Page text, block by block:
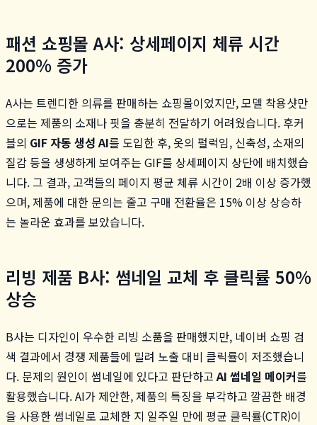
패션 쇼핑몰 A사: 상세페이지 체류 시간
200% 증가
A사는 트렌디한 의류를 판매하는 쇼핑몰이었지만, 모델 착용샷만
으로는 제품의 소재나 핏을 충분히 전달하기 어려웠습니다. 후커
블의 GIF 자동 생성 AI를 도입한 후, 옷의 펄럭임, 신축성, 소재의
질감 등을 생생하게 보여주는 GIF를 상세페이지 상단에 배치했습
니다. 그 결과, 고객들의 페이지 평균 체류 시간이 2배 이상 증가했
으며, 제품에 대한 문의는 줄고 구매 전환율은 15% 이상 상승하
는 놀라운 효과를 보았습니다.
리빙 제품 B사: 썸네일 교체 후 클릭률 50%
상승
B사는 디자인이 우수한 리빙 소품을 판매했지만, 네이버 쇼핑 검
색 결과에서 경쟁 제품들에 밀려 노출 대비 클릭률이 저조했습니
다. 문제의 원인이 썸네일에 있다고 판단하고 AI 썸네일 메이커를
활용했습니다. AI가 제안한, 제품의 특징을 부각하고 깔끔한 배경
을 사용한 썸네일로 교체한 지 일주일 만에 평균 클릭률(CTR)이